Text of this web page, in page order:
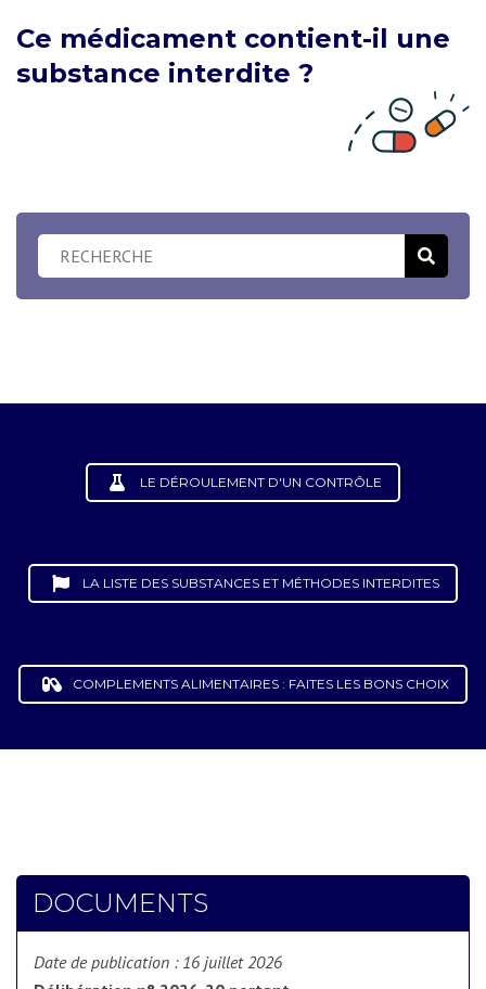
Ce médicament contient-il une
substance interdite ?
LE DÉROULEMENT D'UN CONTRÔLE
LA LISTE DES SUBSTANCES ET MÉTHODES INTERDITES
COMPLEMENTS ALIMENTAIRES : FAITES LES BONS CHOIX
DOCUMENTS
Date de publication : 16 juillet 2026